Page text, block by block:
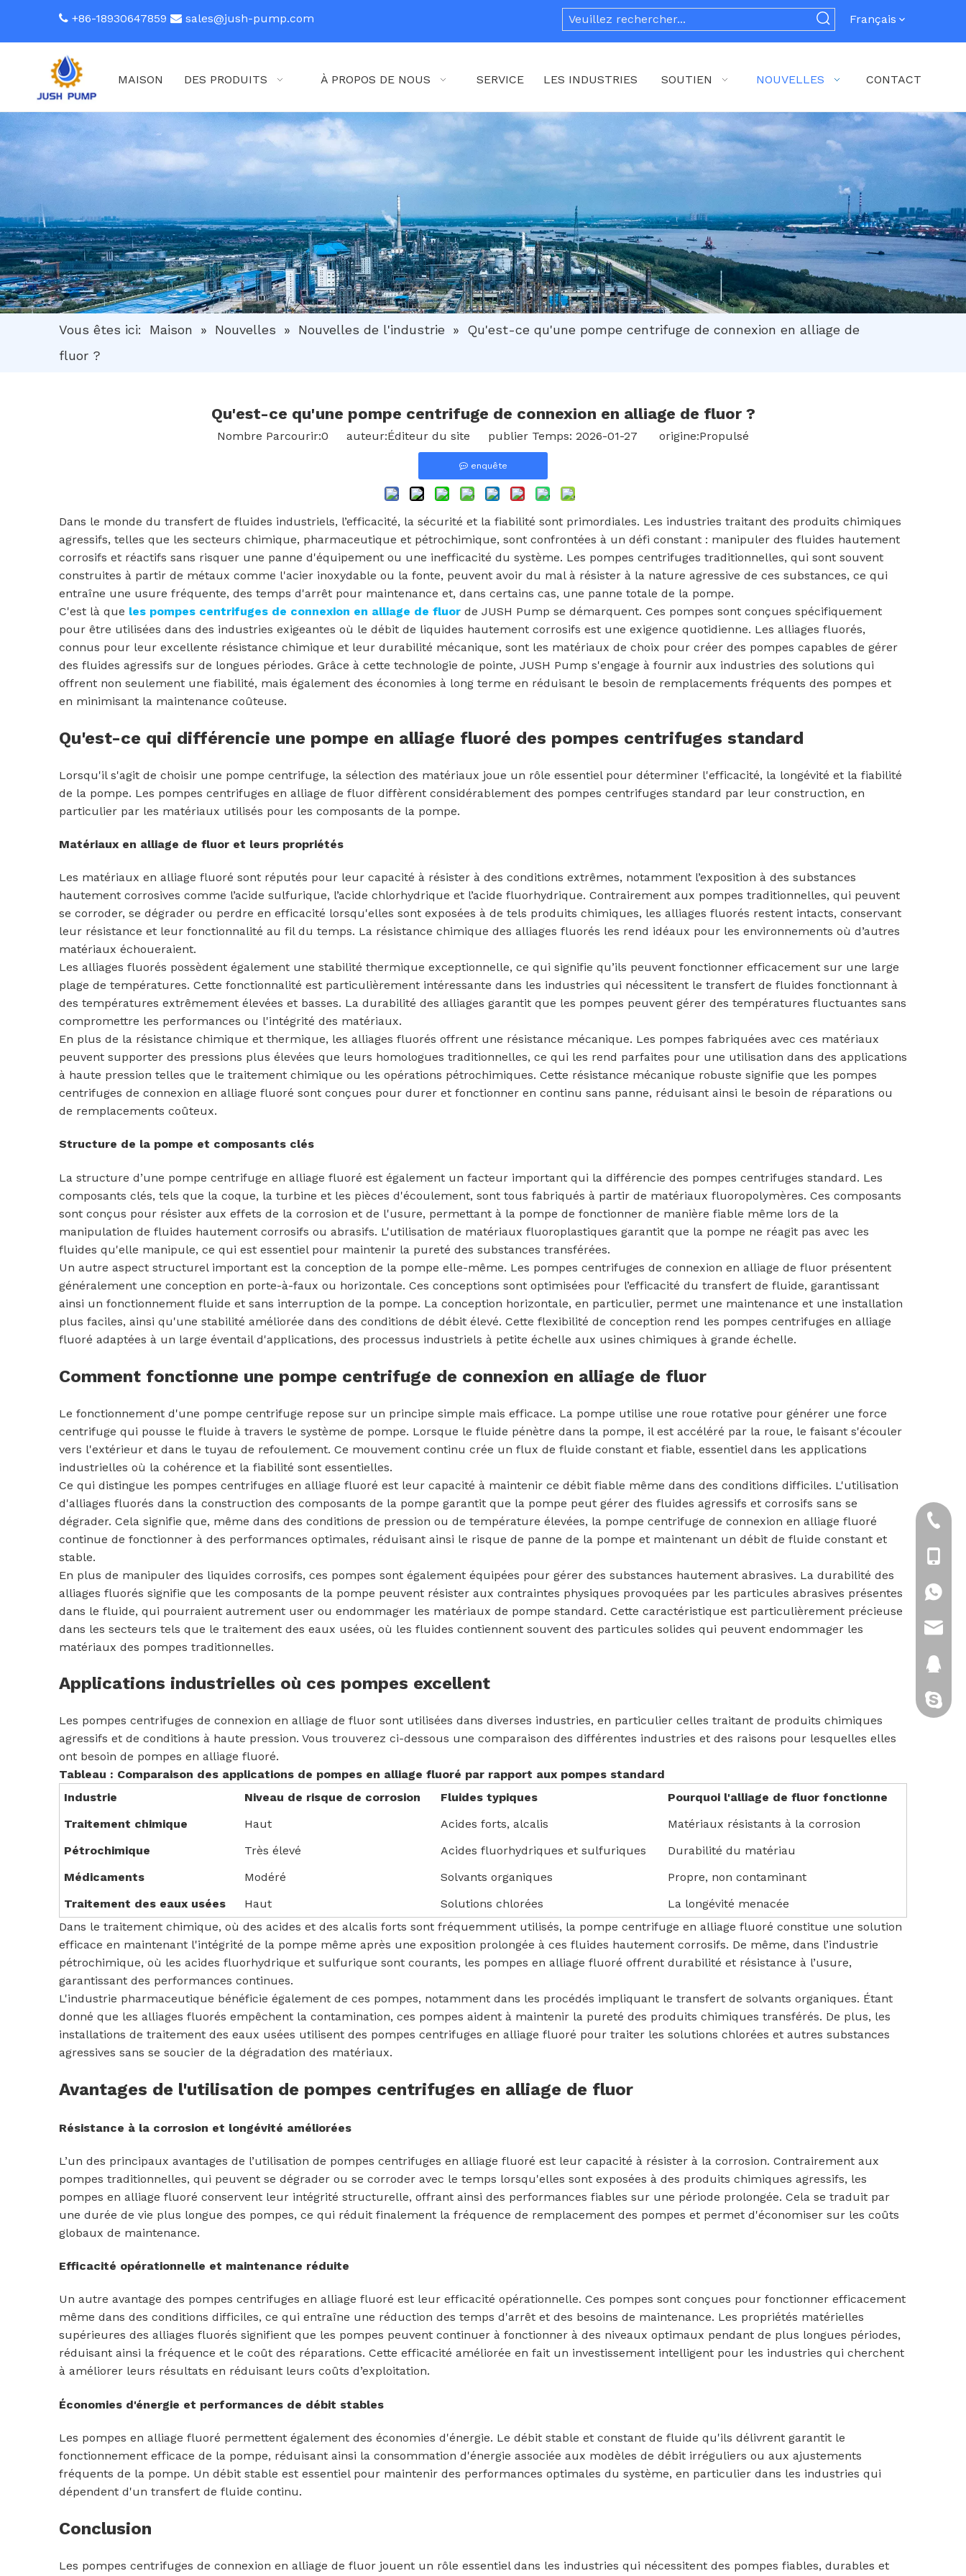
 +86-18930647859  sales@jush-pump.com Français
MAISON DES PRODUITS À PROPOS DE NOUS SERVICE LES INDUSTRIES SOUTIEN NOUVELLES CONTACT
Vous êtes ici: Maison » Nouvelles » Nouvelles de l'industrie »
Qu'est-ce qu'une pompe centrifuge de connexion en alliage de
fluor ?
Qu'est-ce qu'une pompe centrifuge de connexion en alliage de fluor ?
Nombre Parcourir:0 auteur:Éditeur du site publier Temps: 2026-01-27 origine:Propulsé
enquête
Dans le monde du transfert de fluides industriels, l’efficacité, la sécurité et la fiabilité sont primordiales. Les industries traitant des produits chimiques
agressifs, telles que les secteurs chimique, pharmaceutique et pétrochimique, sont confrontées à un défi constant : manipuler des fluides hautement
corrosifs et réactifs sans risquer une panne d'équipement ou une inefficacité du système. Les pompes centrifuges traditionnelles, qui sont souvent
construites à partir de métaux comme l'acier inoxydable ou la fonte, peuvent avoir du mal à résister à la nature agressive de ces substances, ce qui
entraîne une usure fréquente, des temps d'arrêt pour maintenance et, dans certains cas, une panne totale de la pompe.
C'est là que les pompes centrifuges de connexion en alliage de fluor de JUSH Pump se démarquent. Ces pompes sont conçues spécifiquement
pour être utilisées dans des industries exigeantes où le débit de liquides hautement corrosifs est une exigence quotidienne. Les alliages fluorés,
connus pour leur excellente résistance chimique et leur durabilité mécanique, sont les matériaux de choix pour créer des pompes capables de gérer
des fluides agressifs sur de longues périodes. Grâce à cette technologie de pointe, JUSH Pump s'engage à fournir aux industries des solutions qui
offrent non seulement une fiabilité, mais également des économies à long terme en réduisant le besoin de remplacements fréquents des pompes et
en minimisant la maintenance coûteuse.
Qu'est-ce qui différencie une pompe en alliage fluoré des pompes centrifuges standard
Lorsqu'il s'agit de choisir une pompe centrifuge, la sélection des matériaux joue un rôle essentiel pour déterminer l'efficacité, la longévité et la fiabilité
de la pompe. Les pompes centrifuges en alliage de fluor diffèrent considérablement des pompes centrifuges standard par leur construction, en
particulier par les matériaux utilisés pour les composants de la pompe.
Matériaux en alliage de fluor et leurs propriétés
Les matériaux en alliage fluoré sont réputés pour leur capacité à résister à des conditions extrêmes, notamment l’exposition à des substances
hautement corrosives comme l’acide sulfurique, l’acide chlorhydrique et l’acide fluorhydrique. Contrairement aux pompes traditionnelles, qui peuvent
se corroder, se dégrader ou perdre en efficacité lorsqu'elles sont exposées à de tels produits chimiques, les alliages fluorés restent intacts, conservant
leur résistance et leur fonctionnalité au fil du temps. La résistance chimique des alliages fluorés les rend idéaux pour les environnements où d’autres
matériaux échoueraient.
Les alliages fluorés possèdent également une stabilité thermique exceptionnelle, ce qui signifie qu’ils peuvent fonctionner efficacement sur une large
plage de températures. Cette fonctionnalité est particulièrement intéressante dans les industries qui nécessitent le transfert de fluides fonctionnant à
des températures extrêmement élevées et basses. La durabilité des alliages garantit que les pompes peuvent gérer des températures fluctuantes sans
compromettre les performances ou l'intégrité des matériaux.
En plus de la résistance chimique et thermique, les alliages fluorés offrent une résistance mécanique. Les pompes fabriquées avec ces matériaux
peuvent supporter des pressions plus élevées que leurs homologues traditionnelles, ce qui les rend parfaites pour une utilisation dans des applications
à haute pression telles que le traitement chimique ou les opérations pétrochimiques. Cette résistance mécanique robuste signifie que les pompes
centrifuges de connexion en alliage fluoré sont conçues pour durer et fonctionner en continu sans panne, réduisant ainsi le besoin de réparations ou
de remplacements coûteux.
Structure de la pompe et composants clés
La structure d’une pompe centrifuge en alliage fluoré est également un facteur important qui la différencie des pompes centrifuges standard. Les
composants clés, tels que la coque, la turbine et les pièces d'écoulement, sont tous fabriqués à partir de matériaux fluoropolymères. Ces composants
sont conçus pour résister aux effets de la corrosion et de l'usure, permettant à la pompe de fonctionner de manière fiable même lors de la
manipulation de fluides hautement corrosifs ou abrasifs. L'utilisation de matériaux fluoroplastiques garantit que la pompe ne réagit pas avec les
fluides qu'elle manipule, ce qui est essentiel pour maintenir la pureté des substances transférées.
Un autre aspect structurel important est la conception de la pompe elle-même. Les pompes centrifuges de connexion en alliage de fluor présentent
généralement une conception en porte-à-faux ou horizontale. Ces conceptions sont optimisées pour l’efficacité du transfert de fluide, garantissant
ainsi un fonctionnement fluide et sans interruption de la pompe. La conception horizontale, en particulier, permet une maintenance et une installation
plus faciles, ainsi qu'une stabilité améliorée dans des conditions de débit élevé. Cette flexibilité de conception rend les pompes centrifuges en alliage
fluoré adaptées à un large éventail d'applications, des processus industriels à petite échelle aux usines chimiques à grande échelle.
Comment fonctionne une pompe centrifuge de connexion en alliage de fluor
Le fonctionnement d'une pompe centrifuge repose sur un principe simple mais efficace. La pompe utilise une roue rotative pour générer une force
centrifuge qui pousse le fluide à travers le système de pompe. Lorsque le fluide pénètre dans la pompe, il est accéléré par la roue, le faisant s'écouler
vers l'extérieur et dans le tuyau de refoulement. Ce mouvement continu crée un flux de fluide constant et fiable, essentiel dans les applications
industrielles où la cohérence et la fiabilité sont essentielles.
Ce qui distingue les pompes centrifuges en alliage fluoré est leur capacité à maintenir ce débit fiable même dans des conditions difficiles. L'utilisation
d'alliages fluorés dans la construction des composants de la pompe garantit que la pompe peut gérer des fluides agressifs et corrosifs sans se
dégrader. Cela signifie que, même dans des conditions de pression ou de température élevées, la pompe centrifuge de connexion en alliage fluoré
continue de fonctionner à des performances optimales, réduisant ainsi le risque de panne de la pompe et maintenant un débit de fluide constant et
stable.
En plus de manipuler des liquides corrosifs, ces pompes sont également équipées pour gérer des substances hautement abrasives. La durabilité des
alliages fluorés signifie que les composants de la pompe peuvent résister aux contraintes physiques provoquées par les particules abrasives présentes
dans le fluide, qui pourraient autrement user ou endommager les matériaux de pompe standard. Cette caractéristique est particulièrement précieuse
dans les secteurs tels que le traitement des eaux usées, où les fluides contiennent souvent des particules solides qui peuvent endommager les
matériaux des pompes traditionnelles.
Applications industrielles où ces pompes excellent
Les pompes centrifuges de connexion en alliage de fluor sont utilisées dans diverses industries, en particulier celles traitant de produits chimiques
agressifs et de conditions à haute pression. Vous trouverez ci-dessous une comparaison des différentes industries et des raisons pour lesquelles elles
ont besoin de pompes en alliage fluoré.
Tableau : Comparaison des applications de pompes en alliage fluoré par rapport aux pompes standard
Industrie
Niveau de risque de corrosion Fluides typiques
Pourquoi l'alliage de fluor fonctionne
Traitement chimique
Haut Acides forts, alcalis
Matériaux résistants à la corrosion
Pétrochimique
Très élevé Acides fluorhydriques et sulfuriques
Durabilité du matériau
Médicaments
Modéré Solvants organiques
Propre, non contaminant
Traitement des eaux usées
Haut Solutions chlorées
La longévité menacée
Dans le traitement chimique, où des acides et des alcalis forts sont fréquemment utilisés, la pompe centrifuge en alliage fluoré constitue une solution
efficace en maintenant l'intégrité de la pompe même après une exposition prolongée à ces fluides hautement corrosifs. De même, dans l’industrie
pétrochimique, où les acides fluorhydrique et sulfurique sont courants, les pompes en alliage fluoré offrent durabilité et résistance à l’usure,
garantissant des performances continues.
L'industrie pharmaceutique bénéficie également de ces pompes, notamment dans les procédés impliquant le transfert de solvants organiques. Étant
donné que les alliages fluorés empêchent la contamination, ces pompes aident à maintenir la pureté des produits chimiques transférés. De plus, les
installations de traitement des eaux usées utilisent des pompes centrifuges en alliage fluoré pour traiter les solutions chlorées et autres substances
agressives sans se soucier de la dégradation des matériaux.
Avantages de l'utilisation de pompes centrifuges en alliage de fluor
Résistance à la corrosion et longévité améliorées
L’un des principaux avantages de l’utilisation de pompes centrifuges en alliage fluoré est leur capacité à résister à la corrosion. Contrairement aux
pompes traditionnelles, qui peuvent se dégrader ou se corroder avec le temps lorsqu'elles sont exposées à des produits chimiques agressifs, les
pompes en alliage fluoré conservent leur intégrité structurelle, offrant ainsi des performances fiables sur une période prolongée. Cela se traduit par
une durée de vie plus longue des pompes, ce qui réduit finalement la fréquence de remplacement des pompes et permet d'économiser sur les coûts
globaux de maintenance.
Efficacité opérationnelle et maintenance réduite
Un autre avantage des pompes centrifuges en alliage fluoré est leur efficacité opérationnelle. Ces pompes sont conçues pour fonctionner efficacement
même dans des conditions difficiles, ce qui entraîne une réduction des temps d'arrêt et des besoins de maintenance. Les propriétés matérielles
supérieures des alliages fluorés signifient que les pompes peuvent continuer à fonctionner à des niveaux optimaux pendant de plus longues périodes,
réduisant ainsi la fréquence et le coût des réparations. Cette efficacité améliorée en fait un investissement intelligent pour les industries qui cherchent
à améliorer leurs résultats en réduisant leurs coûts d’exploitation.
Économies d'énergie et performances de débit stables
Les pompes en alliage fluoré permettent également des économies d'énergie. Le débit stable et constant de fluide qu'ils délivrent garantit le
fonctionnement efficace de la pompe, réduisant ainsi la consommation d'énergie associée aux modèles de débit irréguliers ou aux ajustements
fréquents de la pompe. Un débit stable est essentiel pour maintenir des performances optimales du système, en particulier dans les industries qui
dépendent d'un transfert de fluide continu.
Conclusion
Les pompes centrifuges de connexion en alliage de fluor jouent un rôle essentiel dans les industries qui nécessitent des pompes fiables, durables et
+86-
+86-
cixi-kitty